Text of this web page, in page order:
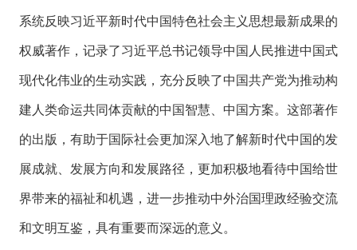
系统反映习近平新时代中国特色社会主义思想最新成果的
权威著作，记录了习近平总书记领导中国人民推进中国式
现代化伟业的生动实践，充分反映了中国共产党为推动构
建人类命运共同体贡献的中国智慧、中国方案。这部著作
的出版，有助于国际社会更加深入地了解新时代中国的发
展成就、发展方向和发展路径，更加积极地看待中国给世
界带来的福祉和机遇，进一步推动中外治国理政经验交流
和文明互鉴，具有重要而深远的意义。